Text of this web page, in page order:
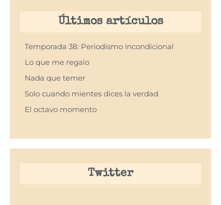
Últimos artículos
Temporada 38: Periodismo incondicional
Lo que me regalo
Nada que temer
Solo cuando mientes dices la verdad
El octavo momento
Twitter